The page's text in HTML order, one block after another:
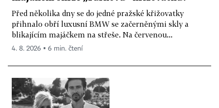
Před několika dny se do jedné pražské křižovatky
přihnalo obří luxusní BMW se začerněnými skly a
blikajícím majáčkem na střeše. Na červenou...
4. 8. 2026 ▪ 6 min. čtení